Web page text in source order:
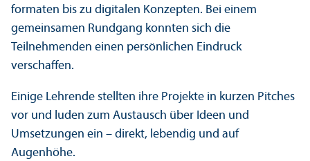
formaten bis zu digitalen Konzepten. Bei einem
gemeinsamen Rundgang konnten sich die
Teilnehmenden einen persönlichen Eindruck
verschaffen.
Einige Lehr­ende stellten ihre Projekte in kurzen Pitches
vor und luden zum Austausch über Ideen und
Umsetzungen ein – direkt, lebendig und auf
Augenhöhe.